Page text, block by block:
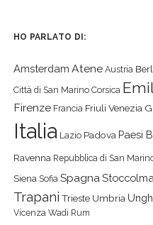
HO PARLATO DI:
Amsterdam Atene Austria
Città di San Marino Corsica
Firenze Francia Friuli Venezia
Italia Lazio Padova Paesi
Ravenna Repubblica di San
Siena Sofia Spagna
Trapani Trieste Umbria
Vicenza Wadi Rum